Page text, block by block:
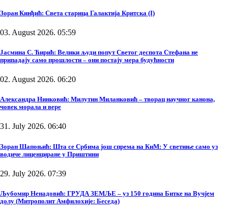
Зоран Кинђић: Света старица Галактија Критска (I)
03. August 2026. 05:59
Јасмина С. Ћирић: Велики људи попут Светог деспота Стефана не
припадају само прошлости – они постају мера будућности
02. August 2026. 06:20
Александра Нинковић: Милутин Миланковић – творац научног канона,
човек морала и вере
31. July 2026. 06:40
Зоран Шапоњић: Шта се Србима још спрема на КиМ: У светиње само уз
водиче лиценциране у Приштини
29. July 2026. 07:39
Љубомир Ненадовић: ГРУДА ЗЕМЉЕ – уз 150 година Битке на Вучјем
долу (Митрополит Амфилохије: Беседа)